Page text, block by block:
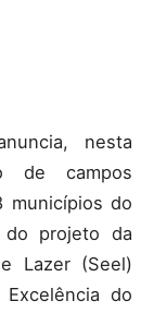
nesta
de campos
municípios do
do projeto da
Lazer (Seel)
do